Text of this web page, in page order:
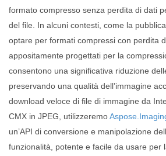
formato compresso senza perdita di dati
del file. In alcuni contesti, come la
optare per formati compressi con perdita
appositamente progettati per la
consentono una significativa riduzione
preservando una qualità dell’immagine
download veloce di file di immagine da
CMX in JPEG, utilizzeremo
un’API di conversione e manipolazione
funzionalità, potente e facile da usare per